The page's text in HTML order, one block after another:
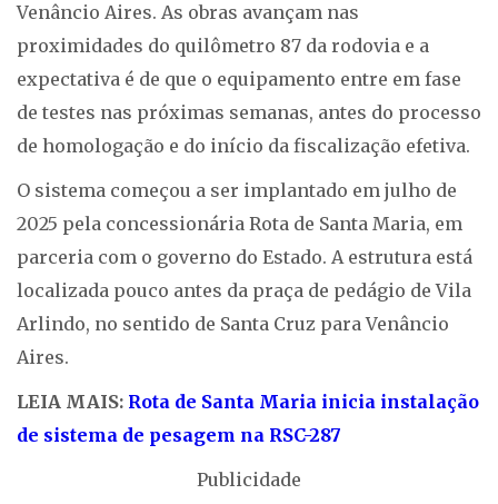
Venâncio Aires. As obras avançam nas
proximidades do quilômetro 87 da rodovia e a
expectativa é de que o equipamento entre em fase
de testes nas próximas semanas, antes do processo
de homologação e do início da fiscalização efetiva.
O sistema começou a ser implantado em julho de
2025 pela concessionária Rota de Santa Maria, em
parceria com o governo do Estado. A estrutura está
localizada pouco antes da praça de pedágio de Vila
Arlindo, no sentido de Santa Cruz para Venâncio
Aires.
LEIA MAIS: Rota de Santa Maria inicia instalação
de sistema de pesagem na RSC-287
Publicidade